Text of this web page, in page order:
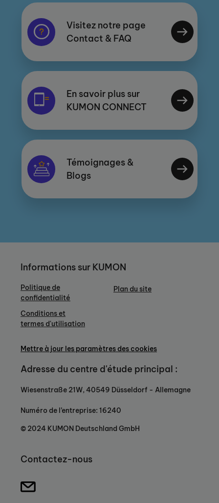
Visitez notre page
Contact & FAQ
En savoir plus sur
KUMON CONNECT
Témoignages &
Blogs
Informations sur KUMON
Politique de
confidentialité
Conditions et
termes d'utilisation
Plan du site
Mettre à jour les paramètres des cookies
Adresse du centre d'étude principal :
Wiesenstraße 21W, 40549 Düsseldorf - Allemagne
Numéro de l’entreprise: 16240
© 2024 KUMON Deutschland GmbH
Contactez-nous